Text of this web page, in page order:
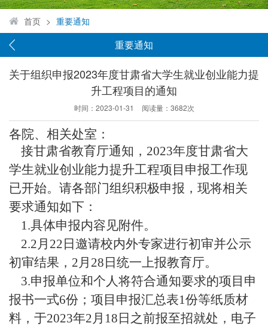
首页 > 重要通知
重要通知
关于组织申报2023年度甘肃省大学生就业创业能力提
升工程项目的通知
时间： 2023-01-31 阅读量： 3682次
各院、相关处室：
接甘肃省教育厅通知， 2023年度甘肃省大
学生就业创业能力提升工程项目申报工作现
已开始。请各部门组织积极申报，现将相关
要求通知如下：
1.具体申报内容见附件。
2.2月22日邀请校内外专家进行初审并公示
初审结果，2月28日统一上报教育厅。
3.申报单位和个人将符合通知要求的项目申
报书一式6份；项目申报汇总表1份等纸质材
料，于2023年2月18日之前报至招就处，电子